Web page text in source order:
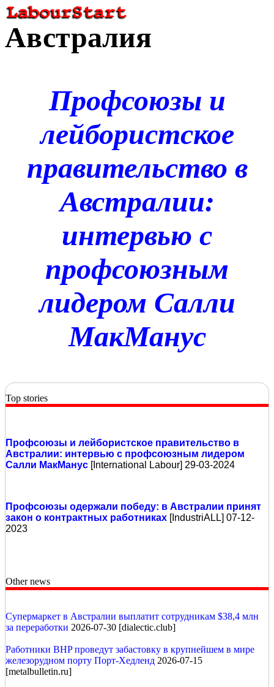
Австралия
Профсоюзы и
лейбористское
правительство в
Австралии:
интервью с
профсоюзным
лидером Салли
МакМанус
Top stories
Профсоюзы и лейбористское правительство в
Австралии: интервью с профсоюзным лидером
Салли МакМанус [International Labour] 29-03-2024
Профсоюзы одержали победу: в Австралии принят
закон о контрактных работниках [IndustriALL] 07-12-
2023
Other news
Супермаркет в Австралии выплатит сотрудникам $38,4 млн
за переработки 2026-07-30 [dialectic.club]
Работники BHP проведут забастовку в крупнейшем в мире
железорудном порту Порт-Хедленд 2026-07-15
[metalbulletin.ru]